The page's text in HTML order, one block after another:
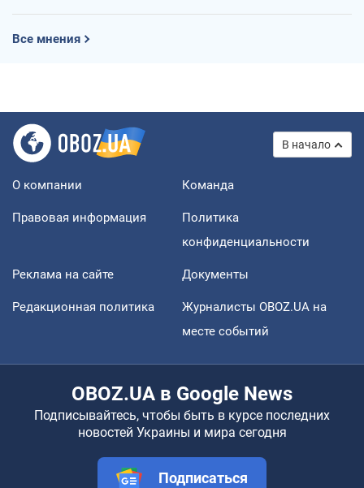
Все мнения
В начало
О компании Команда
Правовая информация
Политика
конфиденциальности
Реклама на сайте Документы
Редакционная политика
Журналисты OBOZ.UA на
месте событий
OBOZ.UA в Google News
Подписывайтесь, чтобы быть в курсе последних
новостей Украины и мира сегодня
Подписаться